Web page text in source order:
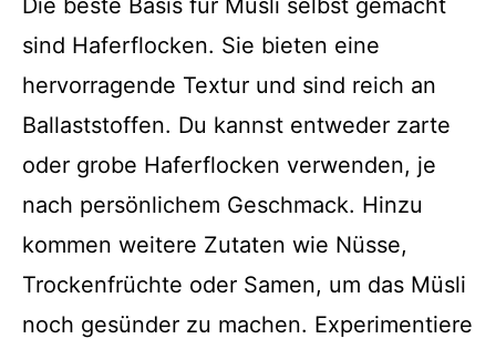
sind Haferflocken. Sie bieten eine
hervorragende Textur und sind reich an
Ballaststoffen. Du kannst entweder zarte
oder grobe Haferflocken verwenden, je
nach persönlichem Geschmack. Hinzu
kommen weitere Zutaten wie Nüsse,
Trockenfrüchte oder Samen, um das Müsli
noch gesünder zu machen. Experimentiere